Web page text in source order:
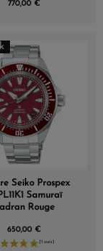
770,00 €
Seiko Prospex
Samuraï
Rouge
650,00 €